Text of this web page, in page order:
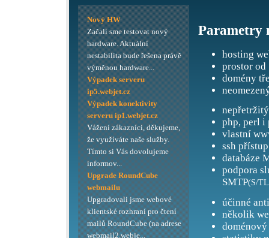
Parametry
hosting
prostor od
domény
php, perl i
vlastní
ssh přístup
databáze
podpora
SMTP(S/
účinné
několik
doménový
Nový HW
Začali sme testovat nový
hardware. Aktuální
nestabilita bude řešena právě
výměnou hardware...
Výpadek serveru
ip5.webjet.cz
Výpadek konektivity
serveru ip1.webjet.cz
Vážení zákazníci, děkujeme,
že využíváte naše služby.
Tímto si Vás dovolujeme
informov...
Upgrade RoundCube
webmailu
Upgradovali jsme webové
klientské rozhraní pro čtení
mailů RoundCube (na adrese
webmail2.webje...